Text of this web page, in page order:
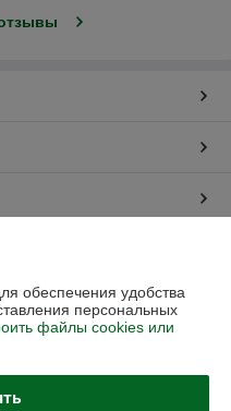
обеспечения удобства
персональных
файлы cookies или